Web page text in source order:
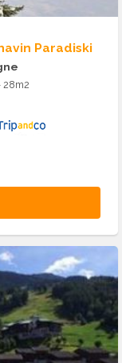
Paradiski
28m2